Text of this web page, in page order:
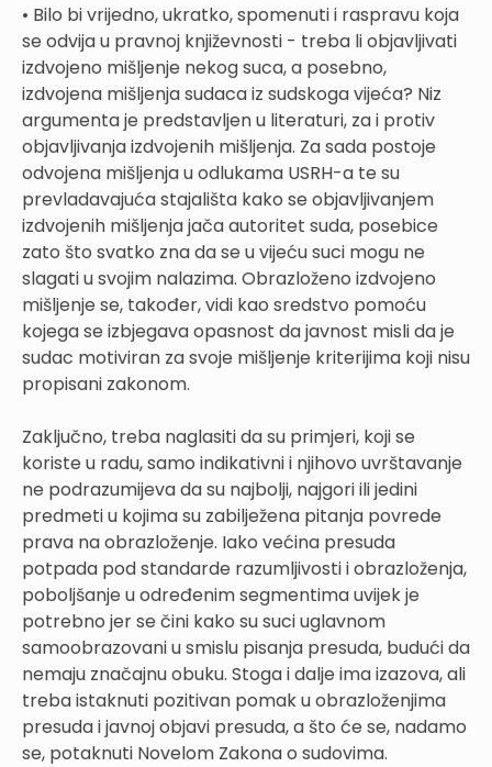
• Bilo bi vrijedno, ukratko, spomenuti i raspravu koja
se odvija u pravnoj književnosti - treba li objavljivati
izdvojeno mišljenje nekog suca, a posebno,
izdvojena mišljenja sudaca iz sudskoga vijeća? Niz
argumenta je predstavljen u literaturi, za i protiv
objavljivanja izdvojenih mišljenja. Za sada postoje
odvojena mišljenja u odlukama USRH-a te su
prevladavajuća stajališta kako se objavljivanjem
izdvojenih mišljenja jača autoritet suda, posebice
zato što svatko zna da se u vijeću suci mogu ne
slagati u svojim nalazima. Obrazloženo izdvojeno
mišljenje se, također, vidi kao sredstvo pomoću
kojega se izbjegava opasnost da javnost misli da je
sudac motiviran za svoje mišljenje kriterijima koji nisu
propisani zakonom.
Zaključno, treba naglasiti da su primjeri, koji se
koriste u radu, samo indikativni i njihovo uvrštavanje
ne podrazumijeva da su najbolji, najgori ili jedini
predmeti u kojima su zabilježena pitanja povrede
prava na obrazloženje. Iako većina presuda
potpada pod standarde razumljivosti i obrazloženja,
poboljšanje u određenim segmentima uvijek je
potrebno jer se čini kako su suci uglavnom
samoobrazovani u smislu pisanja presuda, budući da
nemaju značajnu obuku. Stoga i dalje ima izazova, ali
treba istaknuti pozitivan pomak u obrazloženjima
presuda i javnoj objavi presuda, a što će se, nadamo
se, potaknuti Novelom Zakona o sudovima.